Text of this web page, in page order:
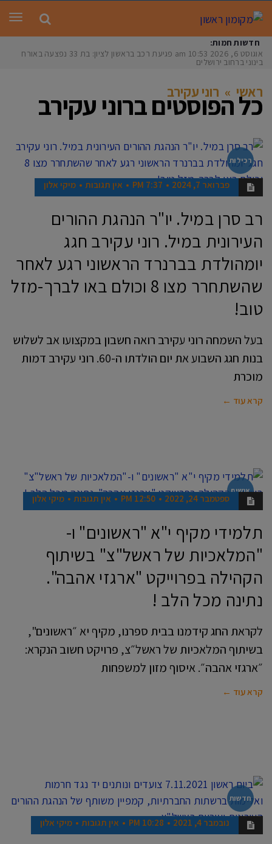
חדשות חמות:
אוגוסט 6, 2026
10:53 am פגיעת רכב בראשון לציון: בת 33 נפצעה באורח
בינוני ברחוב ירושלים
ראשי » רוני עקירב
כל הפוסטים ברוני עקירב
רכילות
פברואר 7, 2024 7:37 PM אין תגובות מיקי אלון
רב סרן במיל. יו"ר הנהגת ההורים
העירונית במיל. רוני עקירב חגג
יומהולדת בברנרד הראשוני רגע לאחר
שהשתחרר מצו 8 וכולם באו לברך-מזל
טוב!
בעל השמחה רוני עקירב רואה חשבון במקצועו אב לשלוש
בנות חגג השבוע את יום הולדתו ה-60. רוני עקירב דמות
מוכרת
קרא עוד ←
אנשים
ספטמבר 24, 2022 12:50 PM אין תגובות מיקי אלון
תלמידי מקיף י"א "ראשונים" ו-
"המלאכיות של ראשל"צ" בשיתוף
הקהילה בפרוייקט "ארגזי אהבה".
נתינה מכל הלב !
לקראת החג קידמנו בבית ספרנו, מקיף יא ״ראשונים",
בשיתוף המלאכיות של ראשל״צ, פרויקט חשוב הנקרא:
״ארגזי אהבה״. איסוף מזון למשפחות
קרא עוד ←
חדשות
נובמבר 4, 2021 10:28 PM אין תגובות מיקי אלון